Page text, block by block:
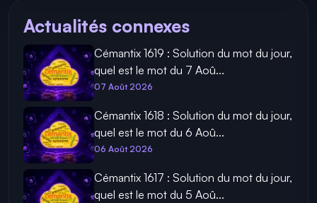
Actualités connexes
Cémantix 1619 : Solution du mot du jour,
quel est le mot du 7 Aoû...
07 Août 2026
Cémantix 1618 : Solution du mot du jour,
quel est le mot du 6 Aoû...
06 Août 2026
Cémantix 1617 : Solution du mot du jour,
quel est le mot du 5 Aoû...